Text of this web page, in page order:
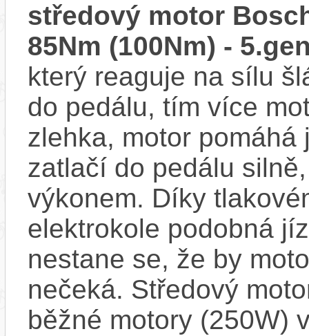
středový motor
85Nm (100Nm) -
který reaguje na sílu
do pedálu, tím více
zlehka, motor
zatlačí do pedálu
výkonem. Díky
elektrokole podobná
nestane se, že by
nečeká. Středový
běžné motory (250W)